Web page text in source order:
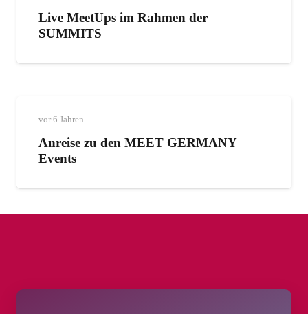
Live MeetUps im Rahmen der
SUMMITS
vor 6 Jahren
Anreise zu den MEET GERMANY
Events